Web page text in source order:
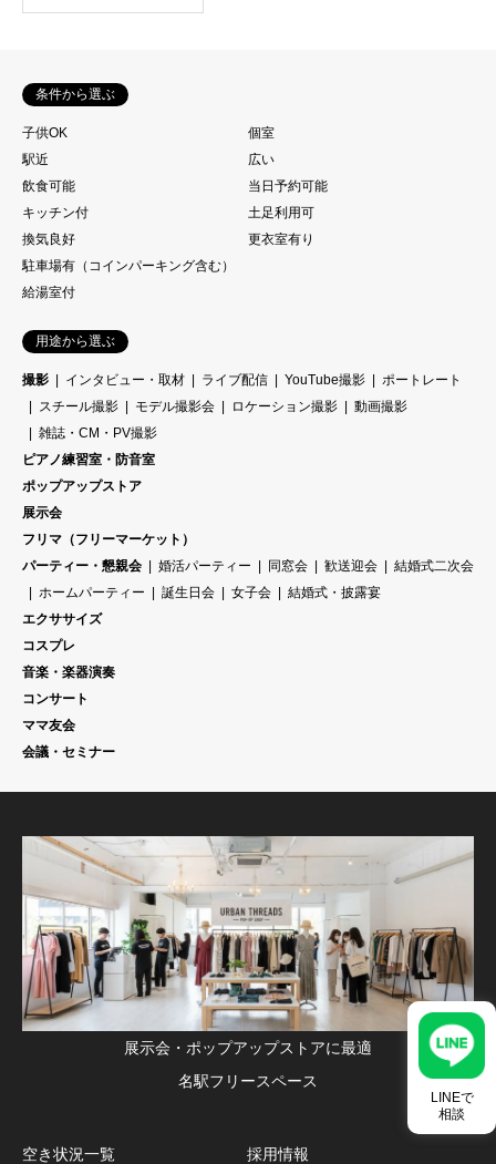
LINEで
相談
条件から選ぶ
子供OK
個室
駅近
広い
飲食可能
当日予約可能
キッチン付
土足利用可
換気良好
更衣室有り
駐車場有（コインパーキング含む）
給湯室付
用途から選ぶ
撮影 インタビュー・取材 ライブ配信 YouTube撮影
ポートレート
スチール撮影
モデル撮影会 ロケーション撮影
動画撮影
雑誌・CM・PV撮影
ピアノ練習室・防音室
ポップアップストア
展示会
フリマ（フリーマーケット）
パーティー・懇親会
婚活パーティー 同窓会 歓送迎会
結婚式二次会
ホームパーティー
誕生日会 女子会
結婚式・披露宴
エクササイズ
コスプレ
音楽・楽器演奏
コンサート
ママ友会
会議・セミナー
展示会・ポップアップストアに最適
名駅フリースペース
空き状況一覧 採用情報